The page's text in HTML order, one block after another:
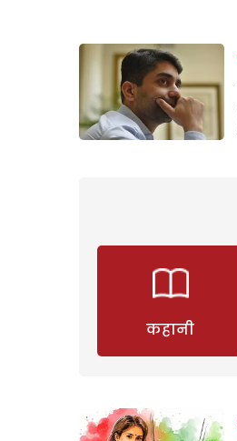
कहानी